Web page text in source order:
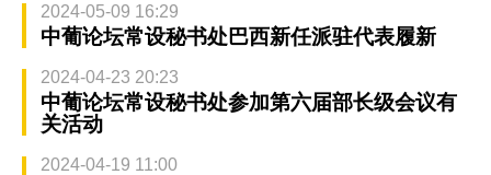
2024-05-09 16:29
中葡论坛常设秘书处巴西新任派驻代表履新
2024-04-23 20:23
中葡论坛常设秘书处参加第六届部长级会议有
关活动
2024-04-19 11:00